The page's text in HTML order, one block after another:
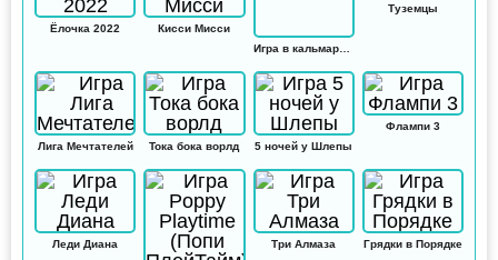
Ёлочка 2022
Кисси Мисси
Игра в кальмара: Амонг ас
Туземцы
Лига Мечтателей Тока бока ворлд 5 ночей у Шлепы
Флампи 3
Леди Диана Три Алмаза Грядки в Порядке